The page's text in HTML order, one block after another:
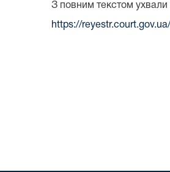
З повним текстом
https://